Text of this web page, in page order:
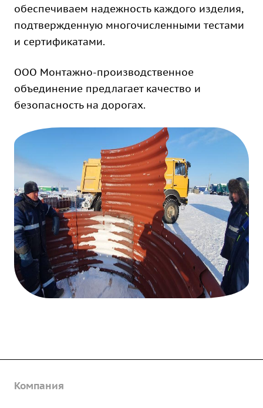
обеспечиваем надежность каждого изделия,
подтвержденную многочисленными тестами
и сертификатами.
ООО Монтажно-производственное
объединение предлагает качество и
безопасность на дорогах.
Компания